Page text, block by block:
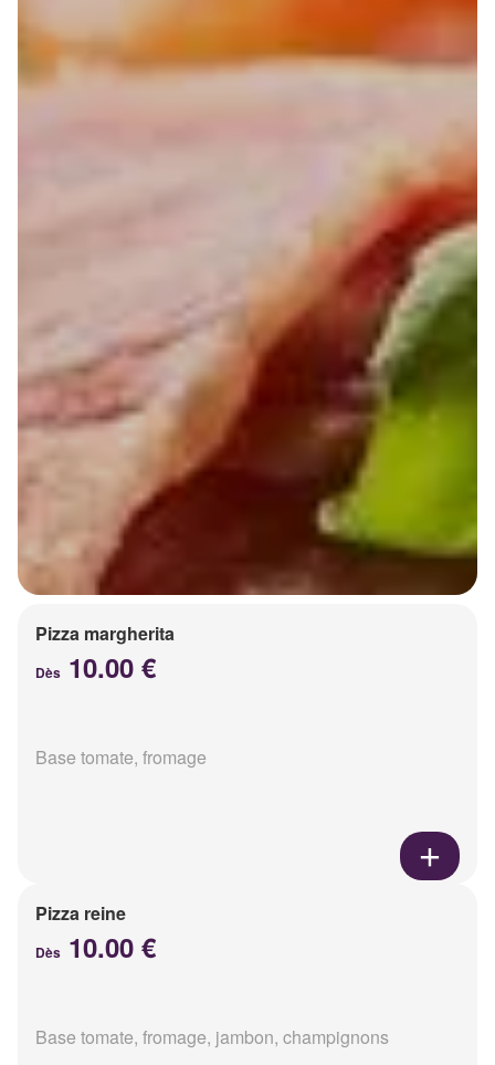
Pizza margherita
Dès 10.00 €
Base tomate, fromage
Pizza reine
Dès 10.00 €
Base tomate, fromage, jambon, champignons